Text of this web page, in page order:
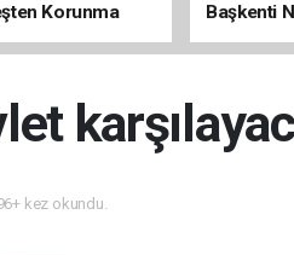
Korunma
Başkenti
ve Çözüm
kez okundu.